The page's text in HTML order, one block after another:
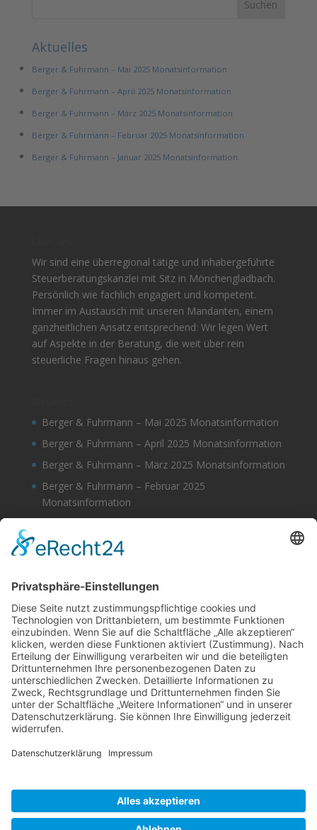
Aktuelles
Berger & Fuhrmann – Mai 2025 Monatsinformation
Berger & Fuhrmann – April 2025 Monatsinformation
Berger & Fuhrmann – März 2025 Monatsinformation
Berger & Fuhrmann – Februar 2025 Monatsinformation
Berger & Fuhrmann – Januar 2025 Monatsinformation
Wir sind eine überregional tätige und inhabergeführte
Steuerberatungskanzlei mit Sitz in Mönchengladbach.
Persönlich wie fachlich engagiert und kompetent.
Immer im Austausch mit unseren Mandanten, einem
ganzheitlichen Ansatz entsprechend: Wir legen Wert
auf Aspekte in der Beratung, die weit über rein
steuerliche Fragen hinaus gehen.
Berger & Fuhrmann – Mai 2025 Monatsinformation
Berger & Fuhrmann – April 2025 Monatsinformation
Berger & Fuhrmann – März 2025 Monatsinformation
Berger & Fuhrmann – Februar 2025
Monatsinformation
Monatsinformation
Suche
Datenschutz
Cookie-Einstellungen
Sonstige
Kontakt
Facebook
Anfahrt & Lageplan